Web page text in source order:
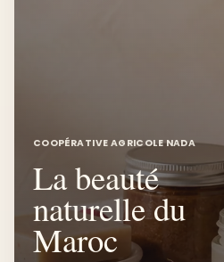
COOPÉRATIVE AGRICOLE NADA
La beauté
naturelle du
Maroc